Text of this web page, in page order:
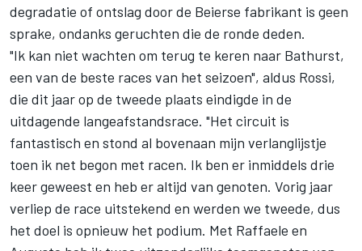
degradatie of ontslag door de Beierse fabrikant is geen
sprake, ondanks geruchten die de ronde deden.
"Ik kan niet wachten om terug te keren naar Bathurst,
een van de beste races van het seizoen", aldus Rossi,
die dit jaar op de tweede plaats eindigde in de
uitdagende langeafstandsrace. "Het circuit is
fantastisch en stond al bovenaan mijn verlanglijstje
toen ik net begon met racen. Ik ben er inmiddels drie
keer geweest en heb er altijd van genoten. Vorig jaar
verliep de race uitstekend en werden we tweede, dus
het doel is opnieuw het podium. Met Raffaele en